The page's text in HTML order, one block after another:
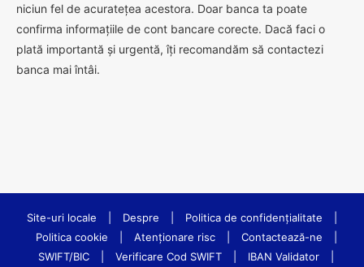
niciun fel de acuratețea acestora. Doar banca ta poate
confirma informațiile de cont bancare corecte. Dacă faci o
plată importantă și urgentă, îți recomandăm să contactezi
banca mai întâi.
Site-uri locale Despre Politica de confidenţialitate
Politica cookie
Atenționare risc Contactează-ne
SWIFT/BIC
Verificare Cod SWIFT IBAN Validator